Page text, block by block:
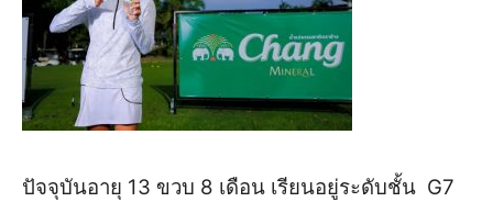
ปัจจุบันอายุ 13 ขวบ 8 เดือน เรียนอยู่ระดับชั้น G7